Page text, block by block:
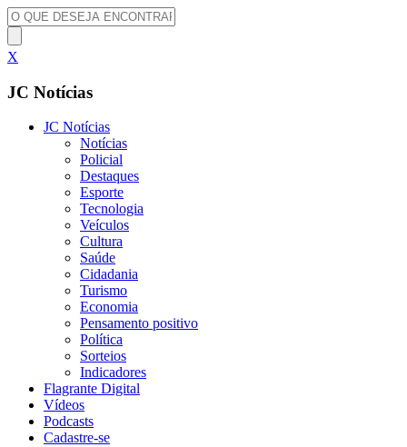
X
JC Notícias
JC Notícias
Notícias
Policial
Destaques
Esporte
Tecnologia
Veículos
Cultura
Saúde
Cidadania
Turismo
Economia
Pensamento positivo
Política
Sorteios
Indicadores
Flagrante Digital
Vídeos
Podcasts
Cadastre-se